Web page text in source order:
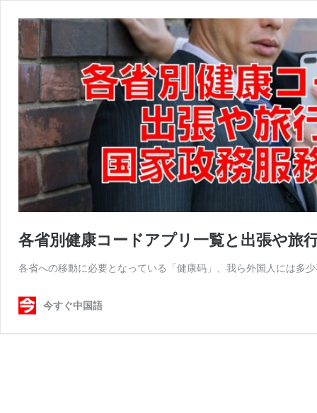
各省別健康コードアプリ一覧と出張や旅
各省への移動に必要となっている「健康码」、我ら外国人には多
今すぐ中国語